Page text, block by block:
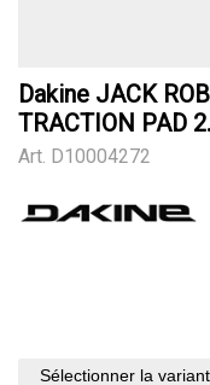
Dakine JACK
TRACTION PAD
Art. D10004272
Sélectionner la